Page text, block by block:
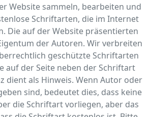
Website sammeln, bearbeiten und
Schriftarten, die im Internet
Die auf der Website präsentierten
der Autoren. Wir verbreiten
geschützte Schriftarten
auf der Seite neben der Schriftart
dient als Hinweis. Wenn Autor oder
sind, bedeutet dies, dass keine
die Schriftart vorliegen, aber das